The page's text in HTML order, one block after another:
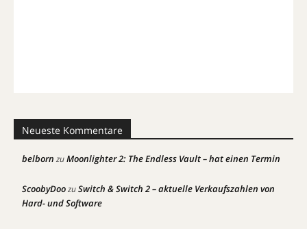
Neueste Kommentare
belborn zuMoonlighter 2: The Endless Vault – hat einen Termin
ScoobyDoozuSwitch & Switch 2 – aktuelle Verkaufszahlen von
Hard- und Software